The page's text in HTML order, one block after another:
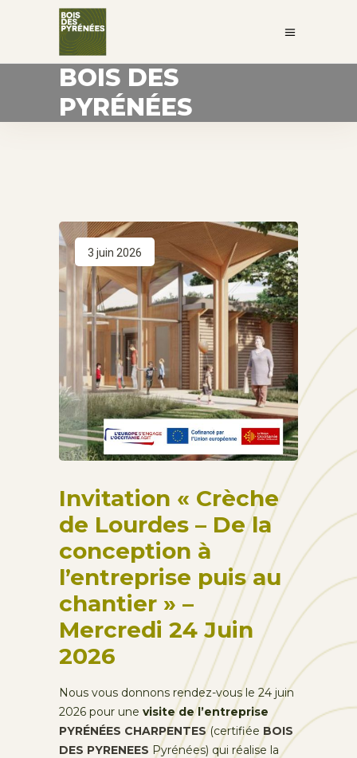
BOIS DES
PYRÉNÉES
3 juin 2026
Invitation « Crèche
de Lourdes – De la
conception à
l’entreprise puis au
chantier » –
Mercredi 24 Juin
2026
Nous vous donnons rendez-vous le 24 juin
2026 pour une visite de l’entreprise
PYRÉNÉES CHARPENTES(certifiée BOIS
DES PYRENEES Pyrénées) qui réalise la